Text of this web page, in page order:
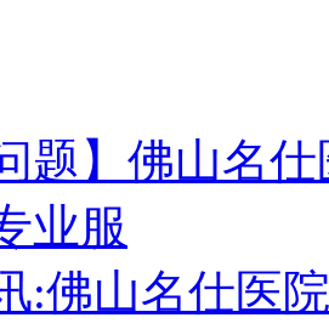
题】佛山名
业服
:佛山名仕医